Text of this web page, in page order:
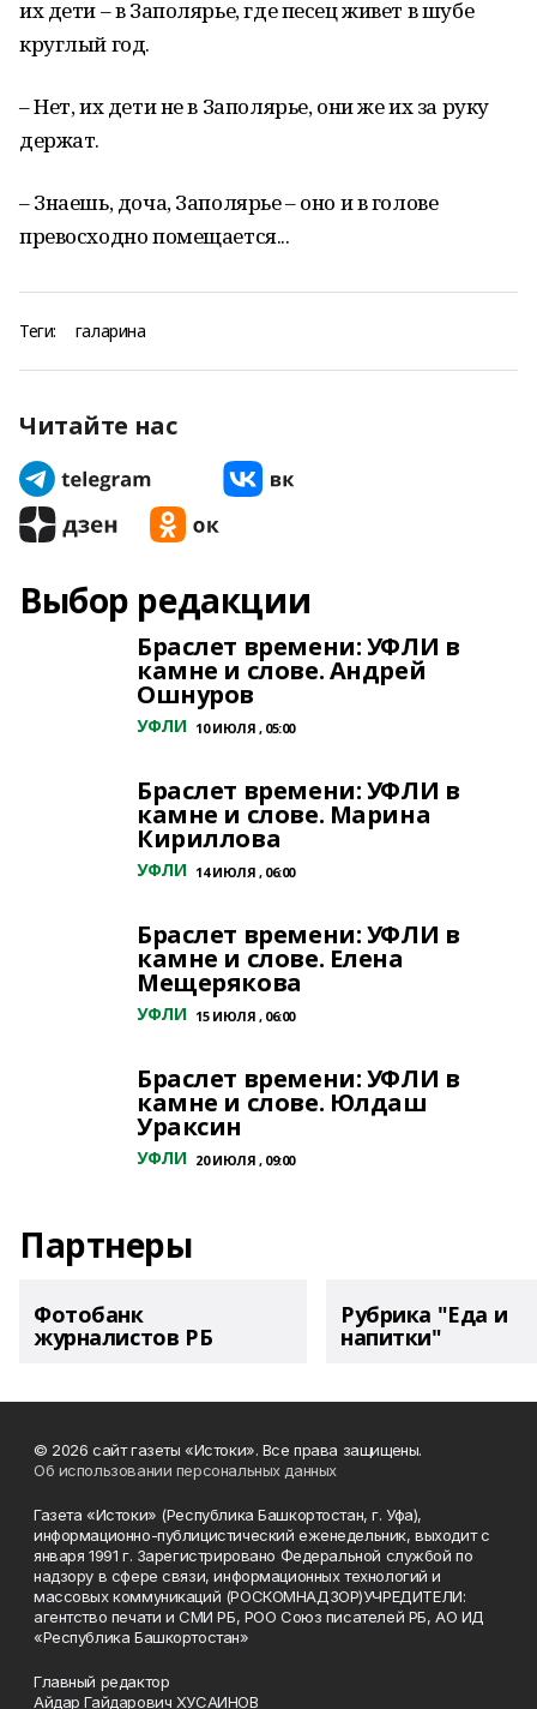
их дети – в Заполярье, где песец живет в шубе
круглый год.
– Нет, их дети не в Заполярье, они же их за руку
держат.
– Знаешь, доча, Заполярье – оно и в голове
превосходно помещается...
Теги: галарина
Читайте нас
Выбор редакции
Браслет времени: УФЛИ в
камне и слове. Андрей
Ошнуров
УФЛИ 10 ИЮЛЯ , 05:00
Браслет времени: УФЛИ в
камне и слове. Марина
Кириллова
УФЛИ 14 ИЮЛЯ , 06:00
Браслет времени: УФЛИ в
камне и слове. Елена
Мещерякова
УФЛИ 15 ИЮЛЯ , 06:00
Браслет времени: УФЛИ в
камне и слове. Юлдаш
Ураксин
УФЛИ 20 ИЮЛЯ , 09:00
Партнеры
Фотобанк
журналистов РБ
Рубрика "Еда и
напитки"
© 2026 сайт газеты «Истоки». Все права защищены.
Об использовании персональных данных
Газета «Истоки» (Республика Башкортостан, г. Уфа),
информационно-публицистический еженедельник, выходит с
января 1991 г. Зарегистрировано Федеральной службой по
надзору в сфере связи, информационных технологий и
массовых коммуникаций (РОСКОМНАДЗОР)УЧРЕДИТЕЛИ:
агентство печати и СМИ РБ, РОО Союз писателей РБ, АО ИД
«Республика Башкортостан»
Главный редактор
Айдар Гайдарович ХУСАИНОВ